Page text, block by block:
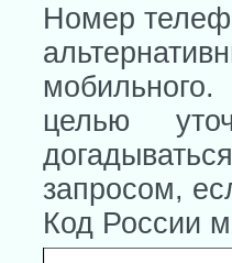
Номер
мобильного.
целью
запросом,
Код России